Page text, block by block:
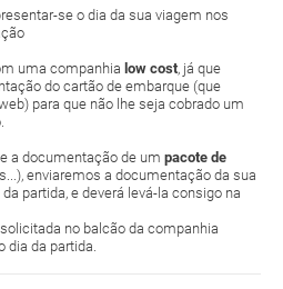
se o dia da sua viagem nos
uma companhia low cost, já que
do cartão de embarque (que
para que não lhe seja cobrado um
a documentação de um pacote de
enviaremos a documentação da sua
partida, e deverá levá-la consigo na
no balcão da companhia
dia da partida.